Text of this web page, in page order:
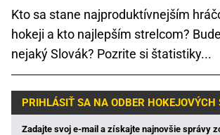
Kto sa stane najproduktívnejším
hokeji a kto najlepším strelcom?
nejaký Slovák? Pozrite si štatistiky...
PRIHLÁSIŤ SA NA ODBER HOKEJOVÝCH
Zadajte svoj e-mail a získajte najnovšie správy